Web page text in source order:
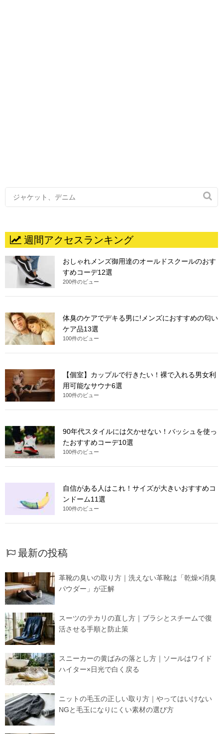

週間アクセスランキング
おしゃれメンズ御用達のオールドスクールのおす
すめコーデ12選
200件のビュー
体臭のケアでデキる男に!メンズにおすすめの匂い
ケア品13選
100件のビュー
【個室】カップルで行きたい！裸で入れる男女利
用可能なサウナ6選
100件のビュー
90年代スタイルには欠かせない！バッシュを使っ
たおすすめコーデ10選
100件のビュー
自信がある人はこれ！サイズが大きいおすすめコ
ンドーム11選
100件のビュー
最新の投稿
革靴の臭いの取り方｜洗えない革靴は「乾燥×消臭
パウダー」が正解
スーツのテカリの直し方｜ブラシとスチームで復
活させる手順と防止策
スニーカーの黄ばみの落とし方｜ソールはワイド
ハイター×日光で白く戻る
ニットの毛玉の正しい取り方｜やってはいけない
NGと毛玉になりにくい素材の選び方